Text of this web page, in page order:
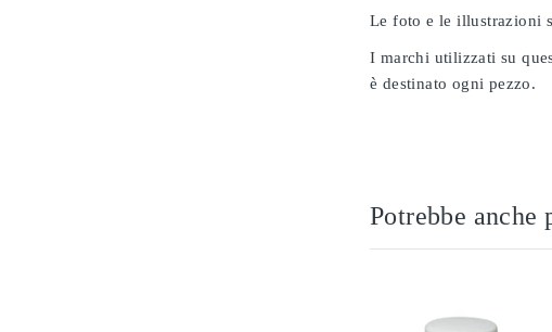
Le foto e le illustrazioni
I marchi utilizzati su
è destinato ogni pezzo.
Potrebbe anche